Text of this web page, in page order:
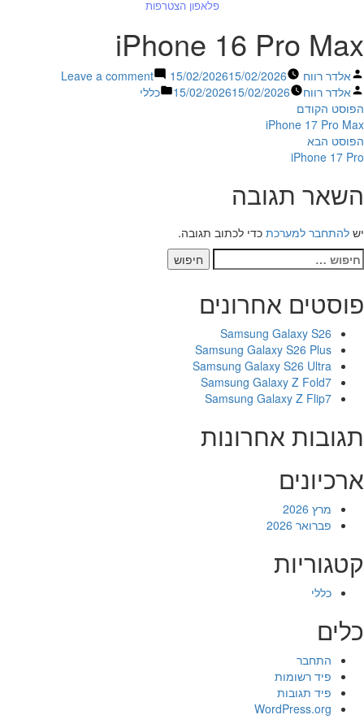
פלאפון הצטרפות
iPhone 16 Pro Max
פורסם
על
ידי
אלדר רווח 15/02/202615/02/2026
Leave a comment
פורסם
על
ידי
אלדר רווח 15/02/202615/02/2026
Posted
כללי
ניווט
הפוסט הקודם
קודם:
iPhone 17 Pro Max
הפוסט הבאהפוסט
הבא:
iPhone 17 Pro
השאר תגובה
יש להתחבר למערכת כדי לכתוב תגובה.
חיפוש:
פוסטים אחרונים
Samsung Galaxy S26
Samsung Galaxy S26 Plus
Samsung Galaxy S26 Ultra
Samsung Galaxy Z Fold7
Samsung Galaxy Z Flip7
תגובות אחרונות
ארכיונים
מרץ 2026
פברואר 2026
קטגוריות
כללי
כלים
התחבר
פיד רשומות
פיד תגובות
WordPress.org